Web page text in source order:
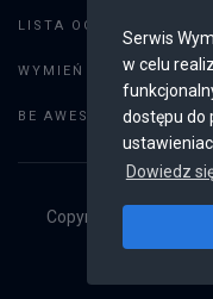
Serwis
w celu
dostępu do
Dowiedz
LISTA OGŁOSZEŃ:
WYMIEŃ GRY: Dodaj
BE AWESOME:
Copyright © 2019 -